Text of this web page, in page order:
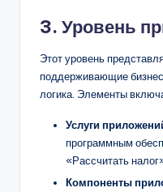
3. Уровень
Этот уровень
поддерживающие
логика. Элементы
Услуги
программным
«Рассчитать
Компоненты